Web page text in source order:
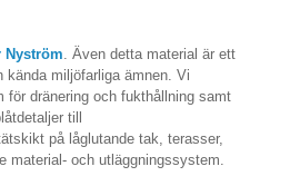
Nyström. Även detta material är ett
miljöfarliga ämnen. Vi
dränering och fukthållning samt
till
på låglutande tak, terasser,
material- och utläggningssystem.